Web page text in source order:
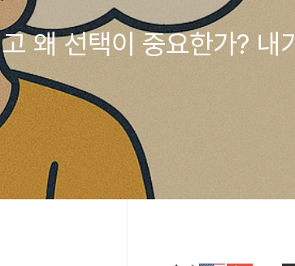
왜 선택이 중요한가? 내